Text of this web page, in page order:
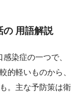
の 用語解説
染症の一つで、
的軽いものから、
。主な予防策は衛